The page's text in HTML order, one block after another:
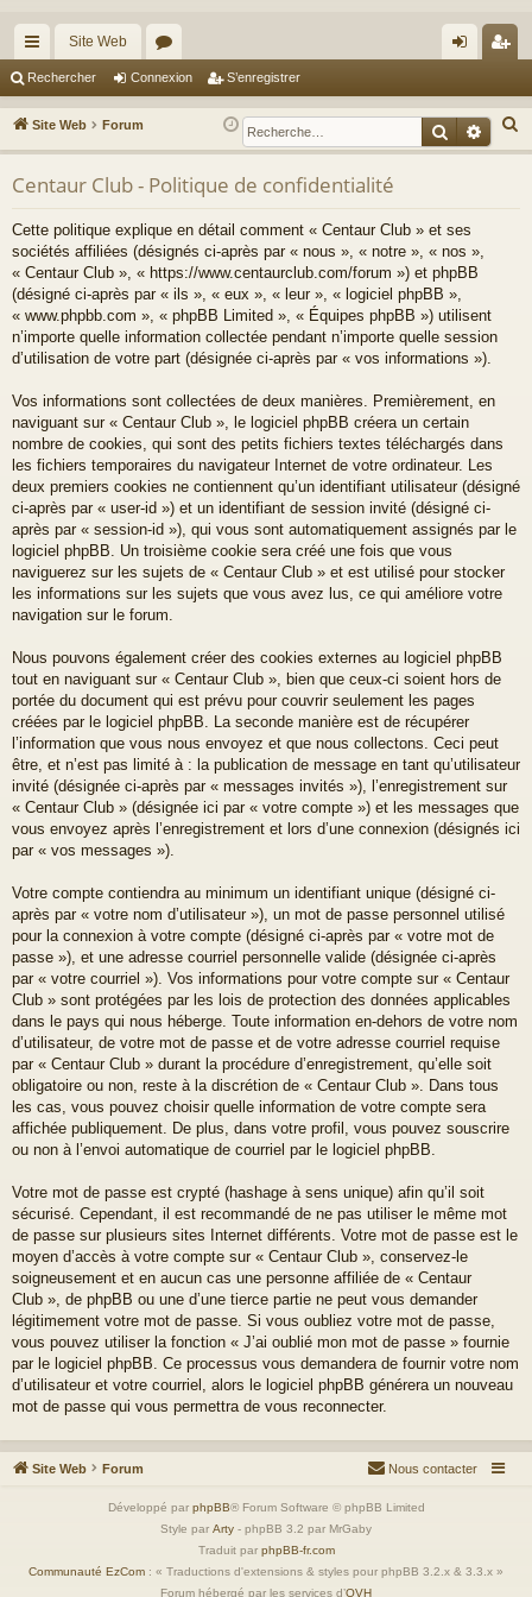
cc
ès
ra
pi
Site Web
or
u
m
s
ne
xi
nr
eg
Rechercher Connexion S’enregistrer
Site Web Forum
e
Centaur Club - Politique de confidentialité
Cette politique explique en détail comment « Centaur Club » et ses
sociétés affiliées (désignés ci-après par « nous », « notre », « nos »,
« Centaur Club », « https://www.centaurclub.com/forum ») et phpBB
(désigné ci-après par « ils », « eux », « leur », « logiciel phpBB »,
« www.phpbb.com », « phpBB Limited », « Équipes phpBB ») utilisent
n’importe quelle information collectée pendant n’importe quelle session
d’utilisation de votre part (désignée ci-après par « vos informations »).
Vos informations sont collectées de deux manières. Premièrement, en
naviguant sur « Centaur Club », le logiciel phpBB créera un certain
nombre de cookies, qui sont des petits fichiers textes téléchargés dans
les fichiers temporaires du navigateur Internet de votre ordinateur. Les
deux premiers cookies ne contiennent qu’un identifiant utilisateur (désigné
ci-après par « user-id ») et un identifiant de session invité (désigné ci-
après par « session-id »), qui vous sont automatiquement assignés par le
logiciel phpBB. Un troisième cookie sera créé une fois que vous
naviguerez sur les sujets de « Centaur Club » et est utilisé pour stocker
les informations sur les sujets que vous avez lus, ce qui améliore votre
navigation sur le forum.
Nous pouvons également créer des cookies externes au logiciel phpBB
tout en naviguant sur « Centaur Club », bien que ceux-ci soient hors de
portée du document qui est prévu pour couvrir seulement les pages
créées par le logiciel phpBB. La seconde manière est de récupérer
l’information que vous nous envoyez et que nous collectons. Ceci peut
être, et n’est pas limité à : la publication de message en tant qu’utilisateur
invité (désignée ci-après par « messages invités »), l’enregistrement sur
« Centaur Club » (désignée ici par « votre compte ») et les messages que
vous envoyez après l’enregistrement et lors d’une connexion (désignés ici
par « vos messages »).
Votre compte contiendra au minimum un identifiant unique (désigné ci-
après par « votre nom d’utilisateur »), un mot de passe personnel utilisé
pour la connexion à votre compte (désigné ci-après par « votre mot de
passe »), et une adresse courriel personnelle valide (désignée ci-après
par « votre courriel »). Vos informations pour votre compte sur « Centaur
Club » sont protégées par les lois de protection des données applicables
dans le pays qui nous héberge. Toute information en-dehors de votre nom
d’utilisateur, de votre mot de passe et de votre adresse courriel requise
par « Centaur Club » durant la procédure d’enregistrement, qu’elle soit
obligatoire ou non, reste à la discrétion de « Centaur Club ». Dans tous
les cas, vous pouvez choisir quelle information de votre compte sera
affichée publiquement. De plus, dans votre profil, vous pouvez souscrire
ou non à l’envoi automatique de courriel par le logiciel phpBB.
Votre mot de passe est crypté (hashage à sens unique) afin qu’il soit
sécurisé. Cependant, il est recommandé de ne pas utiliser le même mot
de passe sur plusieurs sites Internet différents. Votre mot de passe est le
moyen d’accès à votre compte sur « Centaur Club », conservez-le
soigneusement et en aucun cas une personne affiliée de « Centaur
Club », de phpBB ou une d’une tierce partie ne peut vous demander
légitimement votre mot de passe. Si vous oubliez votre mot de passe,
vous pouvez utiliser la fonction « J’ai oublié mon mot de passe » fournie
par le logiciel phpBB. Ce processus vous demandera de fournir votre nom
d’utilisateur et votre courriel, alors le logiciel phpBB générera un nouveau
mot de passe qui vous permettra de vous reconnecter.
Site Web Forum Nous contacter
Développé par phpBB® Forum Software © phpBB Limited
Style par Arty - phpBB 3.2 par MrGaby
Traduit par phpBB-fr.com
Communauté EzCom : « Traductions d'extensions & styles pour phpBB 3.2.x & 3.3.x »
Forum hébergé par les services d’OVH